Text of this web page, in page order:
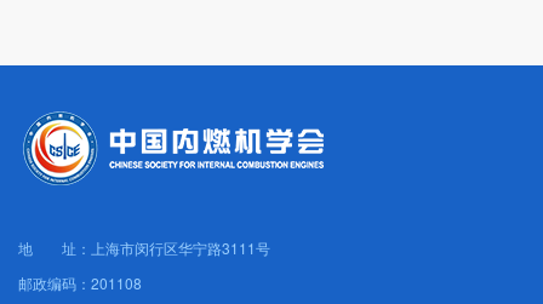
地 址：上海市闵行区华宁路3111号
邮政编码：201108